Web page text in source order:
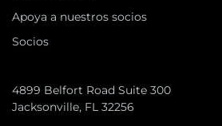
Apoya a nuestros socios
Socios
4899 Belfort Road Suite 300
Jacksonville, FL 32256